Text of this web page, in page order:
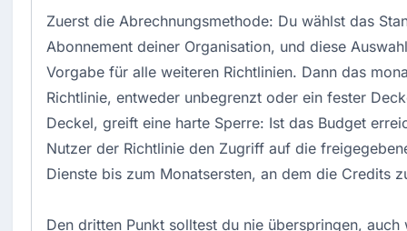
Zuerst die Abrechnungsmethode: Du wählst das
Abonnement deiner Organisation, und diese
Vorgabe für alle weiteren Richtlinien. Dann das
Richtlinie, entweder unbegrenzt oder ein fester
Deckel, greift eine harte Sperre: Ist das Budget
Nutzer der Richtlinie den Zugriff auf die
Dienste bis zum Monatsersten, an dem die Credits
Den dritten Punkt solltest du nie überspringen,